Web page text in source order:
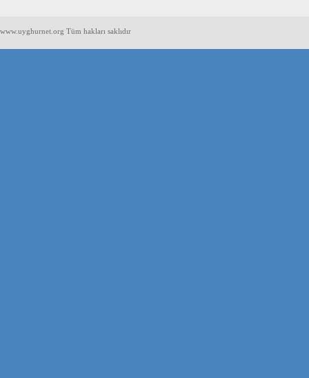
www.uyghurnet.org Tüm hakları saklıdır